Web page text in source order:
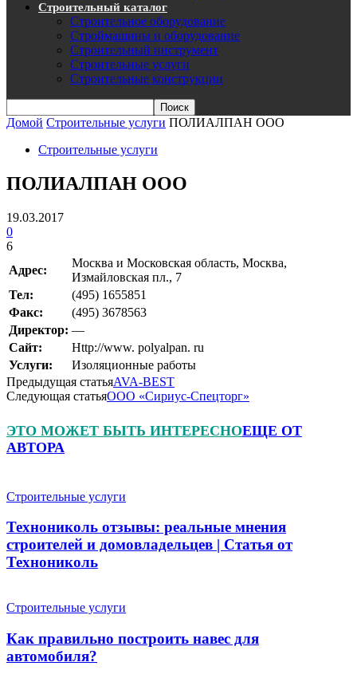
Строительный каталог
Строительное оборудование
Строймашины и оборудование
Строительный инструмент
Строительные услуги
Строительные конструкции
Домой Строительные услуги ПОЛИАЛПАН ООО
Строительные услуги
ПОЛИАЛПАН ООО
19.03.2017
0
6
Адрес:
Москва и Московская область, Москва,
Измайловская пл., 7
Teл:
(495) 1655851
Факс:
(495) 3678563
Директор: —
Сайт:
Http://www. polyalpan. ru
Услуги:
Изоляционные работы
Предыдущая статьяAVA-BEST
Следующая статьяООО «Сириус-Спецторг»
ЭТО МОЖЕТ БЫТЬ ИНТЕРЕСНОЕЩЕ ОТ
АВТОРА
Строительные услуги
Технониколь отзывы: реальные мнения
строителей и домовладельцев | Статья от
Технониколь
Строительные услуги
Как правильно построить навес для
автомобиля?